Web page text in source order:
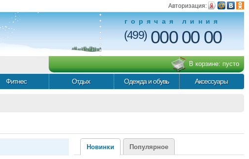
Авторизация:
горячая линия
(499)000 00 00
В корзине: пусто
Фитнес Отдых Одежда и обувь Аксессуары
Новинки Популярное